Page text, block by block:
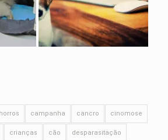
campanha cancro cinomose
crianças cão desparasitação